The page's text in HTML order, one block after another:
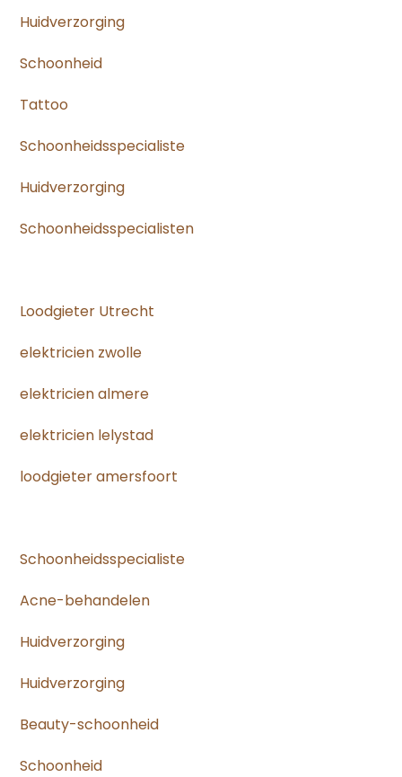
Huidverzorging
Schoonheid
Tattoo
Schoonheidsspecialiste
Huidverzorging
Schoonheidsspecialisten
Loodgieter Utrecht
elektricien zwolle
elektricien almere
elektricien lelystad
loodgieter amersfoort
Schoonheidsspecialiste
Acne-behandelen
Huidverzorging
Huidverzorging
Beauty-schoonheid
Schoonheid